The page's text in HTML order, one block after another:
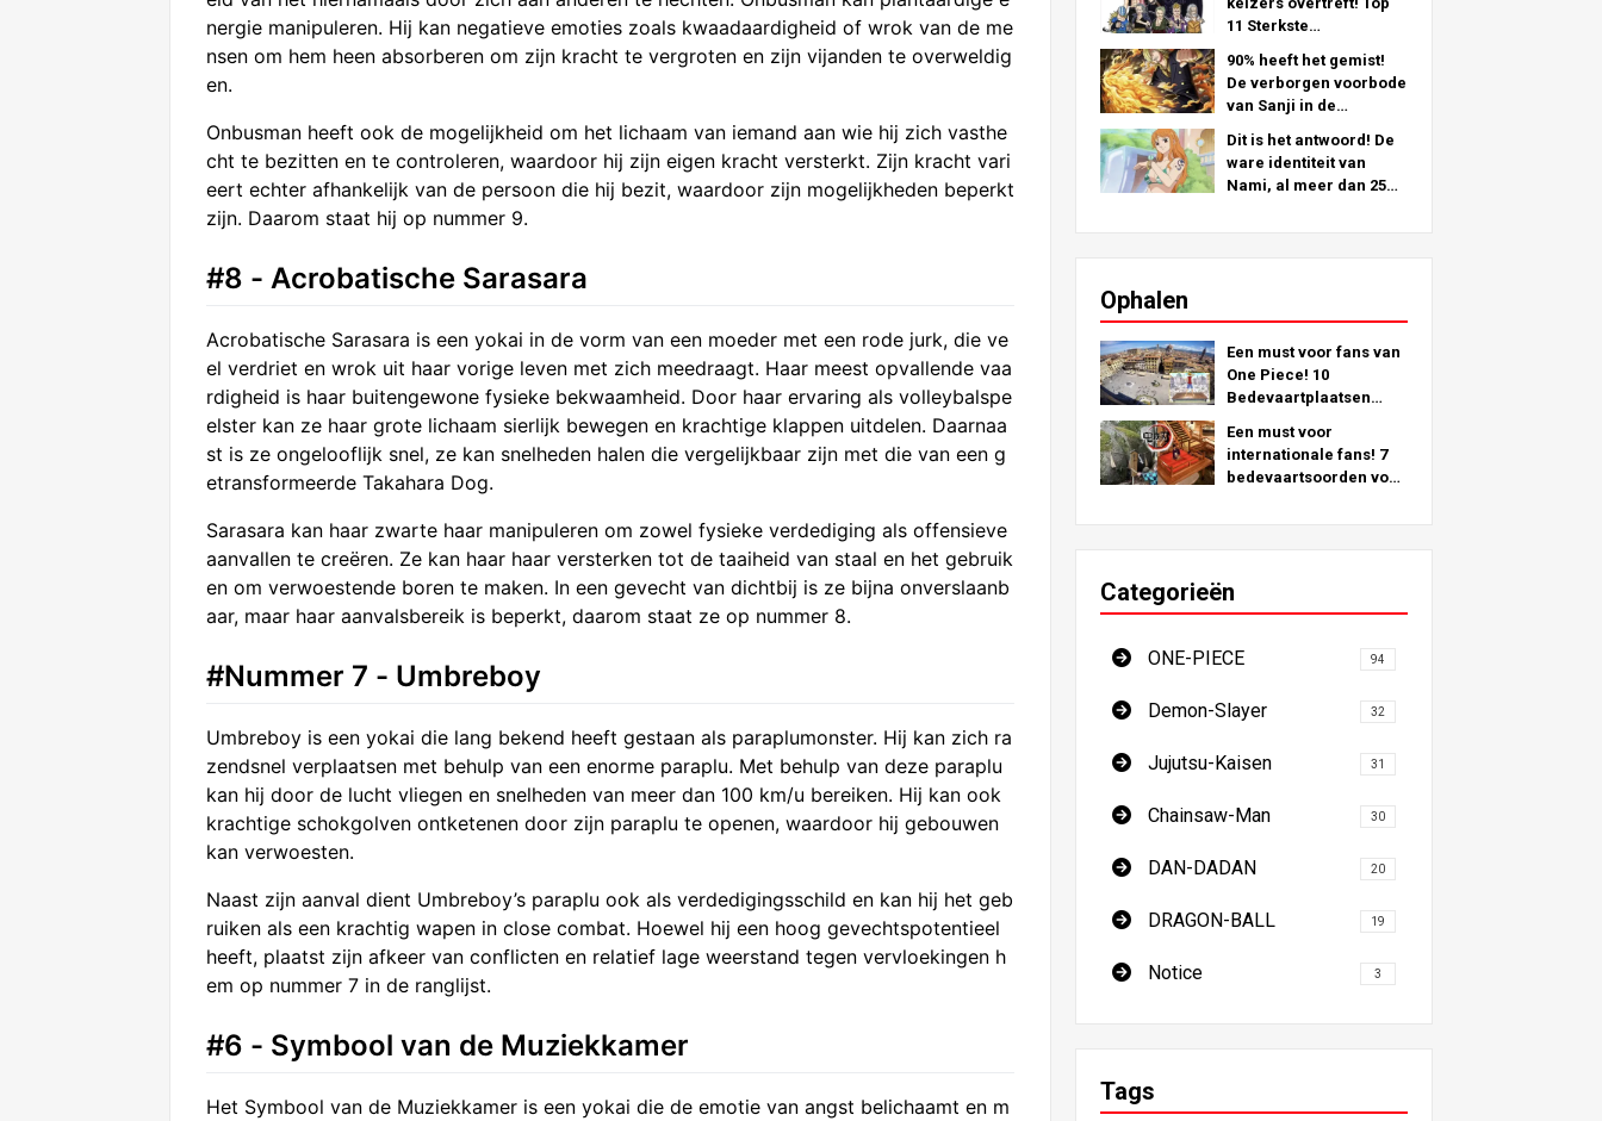
nergie manipuleren. Hij kan negatieve emoties zoals kwaadaardigheid of wrok van de me
nsen om hem heen absorberen om zijn kracht te vergroten en zijn vijanden te overweldig
en.
Onbusman heeft ook de mogelijkheid om het lichaam van iemand aan wie hij zich vasthe
cht te bezitten en te controleren, waardoor hij zijn eigen kracht versterkt. Zijn kracht vari
eert echter afhankelijk van de persoon die hij bezit, waardoor zijn mogelijkheden beperkt
zijn. Daarom staat hij op nummer 9.
#8 - Acrobatische Sarasara
Acrobatische Sarasara is een yokai in de vorm van een moeder met een rode jurk, die ve
el verdriet en wrok uit haar vorige leven met zich meedraagt. Haar meest opvallende vaa
rdigheid is haar buitengewone fysieke bekwaamheid. Door haar ervaring als volleybalspe
elster kan ze haar grote lichaam sierlijk bewegen en krachtige klappen uitdelen. Daarnaa
st is ze ongelooflijk snel, ze kan snelheden halen die vergelijkbaar zijn met die van een g
etransformeerde Takahara Dog.
Sarasara kan haar zwarte haar manipuleren om zowel fysieke verdediging als offensieve
aanvallen te creëren. Ze kan haar haar versterken tot de taaiheid van staal en het gebruik
en om verwoestende boren te maken. In een gevecht van dichtbij is ze bijna onverslaanb
aar, maar haar aanvalsbereik is beperkt, daarom staat ze op nummer 8.
#Nummer 7 - Umbreboy
Umbreboy is een yokai die lang bekend heeft gestaan als paraplumonster. Hij kan zich ra
zendsnel verplaatsen met behulp van een enorme paraplu. Met behulp van deze paraplu
kan hij door de lucht vliegen en snelheden van meer dan 100 km/u bereiken. Hij kan ook
krachtige schokgolven ontketenen door zijn paraplu te openen, waardoor hij gebouwen
kan verwoesten.
Naast zijn aanval dient Umbreboy’s paraplu ook als verdedigingsschild en kan hij het geb
ruiken als een krachtig wapen in close combat. Hoewel hij een hoog gevechtspotentieel
heeft, plaatst zijn afkeer van conflicten en relatief lage weerstand tegen vervloekingen h
em op nummer 7 in de ranglijst.
#6 - Symbool van de Muziekkamer
Het Symbool van de Muziekkamer is een yokai die de emotie van angst belichaamt en m
naar 1e)
11 Sterkste
Personages (Van de
11e naar de 6e plaats)
90% heeft het gemist!
De verborgen voorbode
van Sanji in de
Dit is het antwoord! De
ware identiteit van
Nami, al meer dan 25
Ophalen
Een must voor fans van
One Piece! 10
Bedevaartplaatsen
echte locaties over de
hele wereld!
Een must voor
internationale fans! 7
bedevaartsoorden voor
Japan
Categorieën
ONE-PIECE 94
Demon-Slayer 32
Jujutsu-Kaisen 31
Chainsaw-Man 30
DAN-DADAN 20
DRAGON-BALL 19
Notice 3
Tags